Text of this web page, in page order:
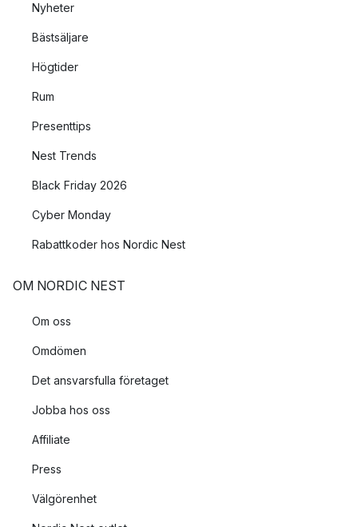
Nyheter
Bästsäljare
Högtider
Rum
Presenttips
Nest Trends
Black Friday 2026
Cyber Monday
Rabattkoder hos Nordic Nest
OM NORDIC NEST
Om oss
Omdömen
Det ansvarsfulla företaget
Jobba hos oss
Affiliate
Press
Välgörenhet